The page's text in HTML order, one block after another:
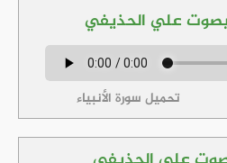
بصوت علي الحذيفي
تحميل سورة الأنبياء